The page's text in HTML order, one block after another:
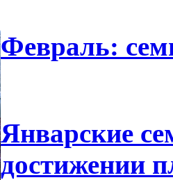
Февраль:
Январские
достижении